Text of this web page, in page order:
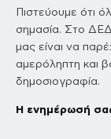
Πιστεύουμε ότι
σημασία. Στο
μας είναι να
αμερόληπτη και
δημοσιογραφία.
Η ενημέρωσή